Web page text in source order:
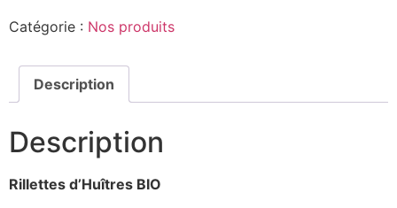
(90g)
Catégorie : Nos produits
Description
Description
Rillettes d’Huîtres BIO